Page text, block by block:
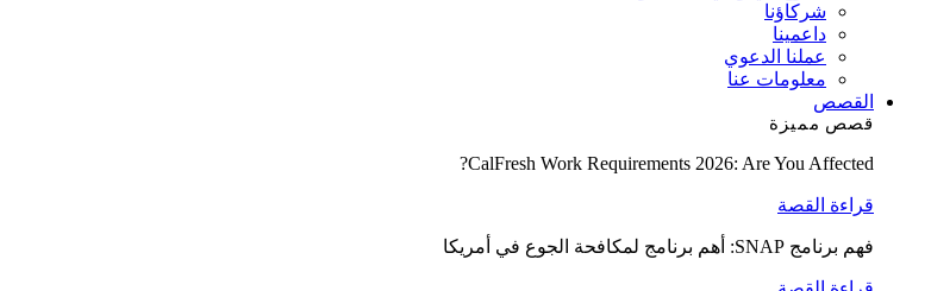
شركاؤنا
داعمينا
عملنا الدعوي
معلومات عنا
القصص
قصص مميزة
CalFresh Work Requirements 2026: Are You Affected?
قراءة القصة
فهم برنامج SNAP: أهم برنامج لمكافحة الجوع في أمريكا